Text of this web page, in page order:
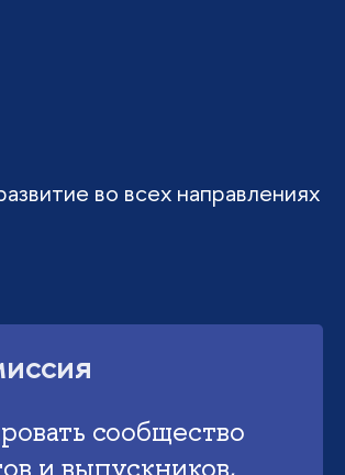
во всех направлениях
сообщество